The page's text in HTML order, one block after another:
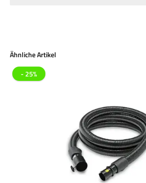
Produktgalerie überspringen
Ähnliche Artikel
- 25%